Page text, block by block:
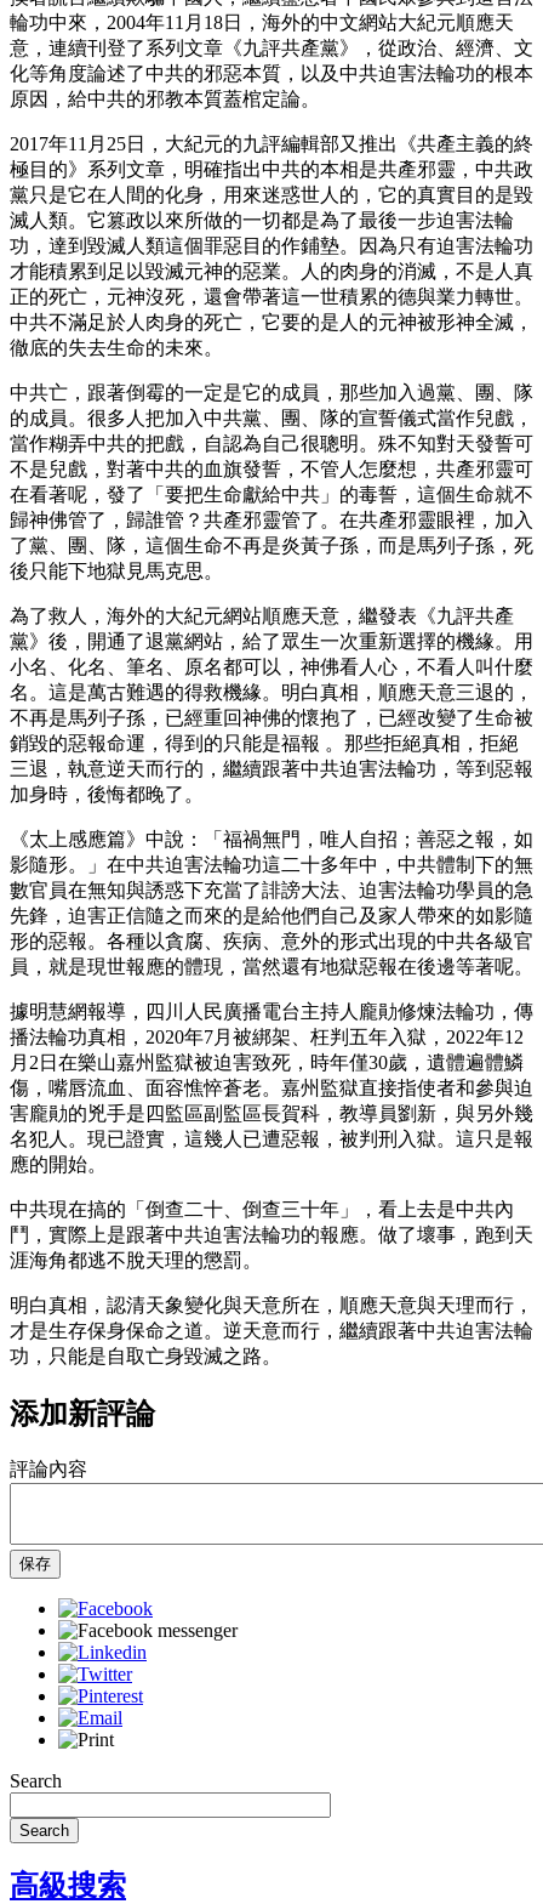
輪功中來，2004年11月18日，海外的中文網站大紀元順應天
意，連續刊登了系列文章《九評共產黨》，從政治、經濟、文
化等角度論述了中共的邪惡本質，以及中共迫害法輪功的根本
原因，給中共的邪教本質蓋棺定論。
2017年11月25日，大紀元的九評編輯部又推出《共產主義的終
極目的》系列文章，明確指出中共的本相是共產邪靈，中共政
黨只是它在人間的化身，用來迷惑世人的，它的真實目的是毀
滅人類。它篡政以來所做的一切都是為了最後一步迫害法輪
功，達到毀滅人類這個罪惡目的作鋪墊。因為只有迫害法輪功
才能積累到足以毀滅元神的惡業。人的肉身的消滅，不是人真
正的死亡，元神沒死，還會帶著這一世積累的德與業力轉世。
中共不滿足於人肉身的死亡，它要的是人的元神被形神全滅，
徹底的失去生命的未來。
中共亡，跟著倒霉的一定是它的成員，那些加入過黨、團、隊
的成員。很多人把加入中共黨、團、隊的宣誓儀式當作兒戲，
當作糊弄中共的把戲，自認為自己很聰明。殊不知對天發誓可
不是兒戲，對著中共的血旗發誓，不管人怎麼想，共產邪靈可
在看著呢，發了「要把生命獻給中共」的毒誓，這個生命就不
歸神佛管了，歸誰管？共產邪靈管了。在共產邪靈眼裡，加入
了黨、團、隊，這個生命不再是炎黃子孫，而是馬列子孫，死
後只能下地獄見馬克思。
為了救人，海外的大紀元網站順應天意，繼發表《九評共產
黨》後，開通了退黨網站，給了眾生一次重新選擇的機緣。用
小名、化名、筆名、原名都可以，神佛看人心，不看人叫什麼
名。這是萬古難遇的得救機緣。明白真相，順應天意三退的，
不再是馬列子孫，已經重回神佛的懷抱了，已經改變了生命被
銷毀的惡報命運，得到的只能是福報 。那些拒絕真相，拒絕
三退，執意逆天而行的，繼續跟著中共迫害法輪功，等到惡報
加身時，後悔都晚了。
《太上感應篇》中說：「福禍無門，唯人自招；善惡之報，如
影隨形。」在中共迫害法輪功這二十多年中，中共體制下的無
數官員在無知與誘惑下充當了誹謗大法、迫害法輪功學員的急
先鋒，迫害正信隨之而來的是給他們自己及家人帶來的如影隨
形的惡報。各種以貪腐、疾病、意外的形式出現的中共各級官
員，就是現世報應的體現，當然還有地獄惡報在後邊等著呢。
據明慧網報導，四川人民廣播電台主持人龐勛修煉法輪功，傳
播法輪功真相，2020年7月被綁架、枉判五年入獄，2022年12
月2日在樂山嘉州監獄被迫害致死，時年僅30歲，遺體遍體鱗
傷，嘴唇流血、面容憔悴蒼老。嘉州監獄直接指使者和參與迫
害龐勛的兇手是四監區副監區長賀科，教導員劉新，與另外幾
名犯人。現已證實，這幾人已遭惡報，被判刑入獄。這只是報
應的開始。
中共現在搞的「倒查二十、倒查三十年」，看上去是中共內
鬥，實際上是跟著中共迫害法輪功的報應。做了壞事，跑到天
涯海角都逃不脫天理的懲罰。
明白真相，認清天象變化與天意所在，順應天意與天理而行，
才是生存保身保命之道。逆天意而行，繼續跟著中共迫害法輪
功，只能是自取亡身毀滅之路。
添加新評論
評論內容
保存
Search
Search
高級搜索